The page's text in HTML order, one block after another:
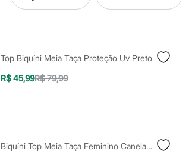
Top Biquíni Meia Taça Proteção Uv Preto
R$ 45,99R$ 79,99
Biquíni Top Meia Taça Feminino Canelado Preto